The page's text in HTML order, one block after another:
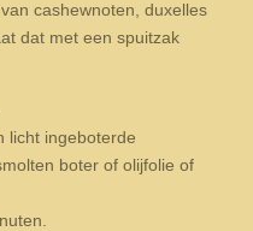
cashewnoten, duxelles
dat met een spuitzak
licht ingeboterde
boter of olijfolie of